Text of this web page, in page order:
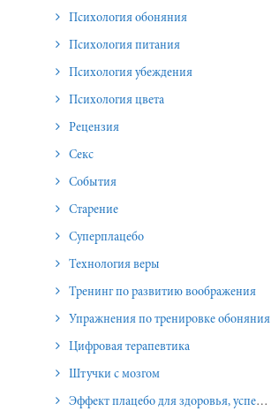
Психология обоняния
Психология питания
Психология убеждения
Психология цвета
Рецензия
Секс
События
Старение
Суперплацебо
Технология веры
Тренинг по развитию воображения
Упражнения по тренировке обоняния
Цифровая терапевтика
Штучки с мозгом
Эффект плацебо для здоровья, успеха и отношений